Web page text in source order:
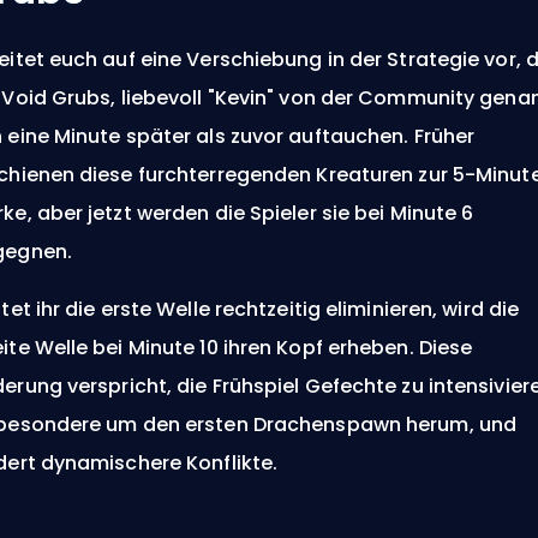
euch auf eine Verschiebung in der Strategie vor,
Grubs, liebevoll "Kevin" von der Community
eine Minute später als zuvor auftauchen. Früher
diese furchterregenden Kreaturen zur 5-
aber jetzt werden die Spieler sie bei Minute 6
ihr die erste Welle rechtzeitig eliminieren, wird die
Welle bei Minute 10 ihren Kopf erheben. Diese
verspricht, die Frühspiel Gefechte zu
um den ersten Drachenspawn herum, und
dynamischere Konflikte.